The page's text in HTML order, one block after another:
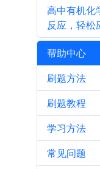
高中有机化
反应，轻松
帮助中心
刷题方法
刷题教程
学习方法
常见问题